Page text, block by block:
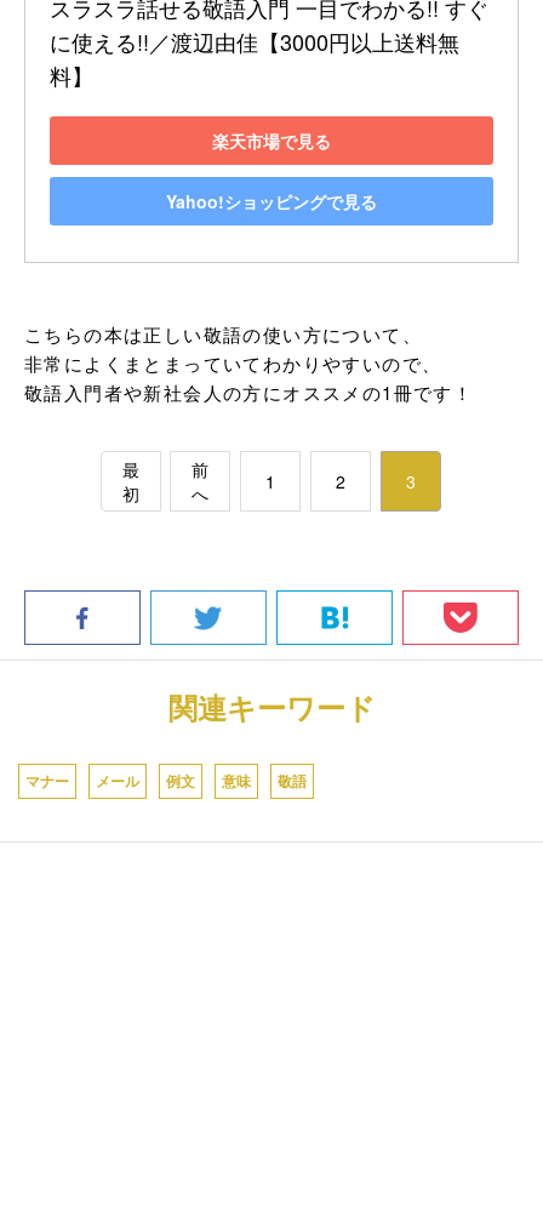
スラスラ話せる敬語入門 一目でわかる!! すぐ
に使える!!／渡辺由佳【3000円以上送料無
料】
楽天市場で見る
Yahoo!ショッピングで見る
こちらの本は正しい敬語の使い方について、
非常によくまとまっていてわかりやすいので、
敬語入門者や新社会人の方にオススメの1冊です！
最
初
前
へ
1 2 3
関連キーワード
マナー メール 例文 意味 敬語